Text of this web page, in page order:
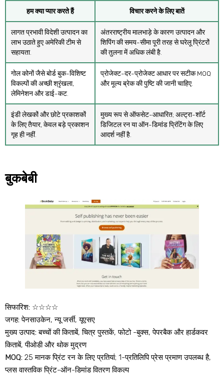
हम क्या प्यार करते हैं विचार करने के लिए बातें
लागत प्रभावी विदेशी उत्पादन का
लाभ उठाते हुए अमेरिकी टीम से
सहायता.
अंतरराष्ट्रीय मालभाड़े के कारण उत्पादन और
शिपिंग की समय-सीमा पूरी तरह से घरेलू प्रिंटरों
की तुलना में अधिक लंबी है.
गोल कोनों जैसे बोर्ड बुक-विशिष्ट
विकल्पों की अच्छी श्रृंखला,
लेमिनेशन और डाई-कट.
प्रोजेक्ट-दर-प्रोजेक्ट आधार पर सटीक MOQ
और मूल्य ब्रेक की पुष्टि की जानी चाहिए.
इंडी लेखकों और छोटे प्रकाशकों
के लिए तैयार, केवल बड़े प्रकाशन
गृह ही नहीं.
मुख्य रूप से ऑफसेट-आधारित; अल्ट्रा-शॉर्ट
डिजिटल रन या ऑन-डिमांड प्रिंटिंग के लिए
आदर्श नहीं है.
बुकबेबी
सिफारिश: ☆☆☆☆
जगह:पेनसाउकेन, न्यू जर्सी, यूएसए
मुख्य उत्पाद:बच्चों की किताबें, चित्र पुस्तकें, फोटो -बुक्स, पेपरबैक और हार्डकवर
किताबें, पीओडी और थोक मुद्रण
MOQ: 25 मानक प्रिंट रन के लिए प्रतियां; 1-प्रतिलिपि प्रेस प्रमाण उपलब्ध है,
प्लस वास्तविक प्रिंट-ऑन-डिमांड वितरण विकल्प